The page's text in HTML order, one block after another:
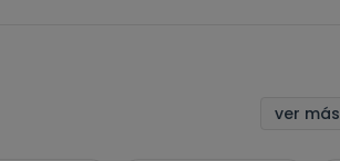
ver más